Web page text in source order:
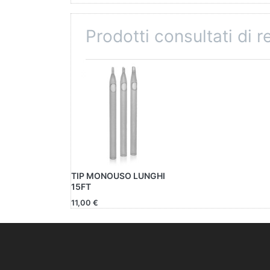
Prodotti consultati di
TIP MONOUSO LUNGHI
15FT
11,00 €